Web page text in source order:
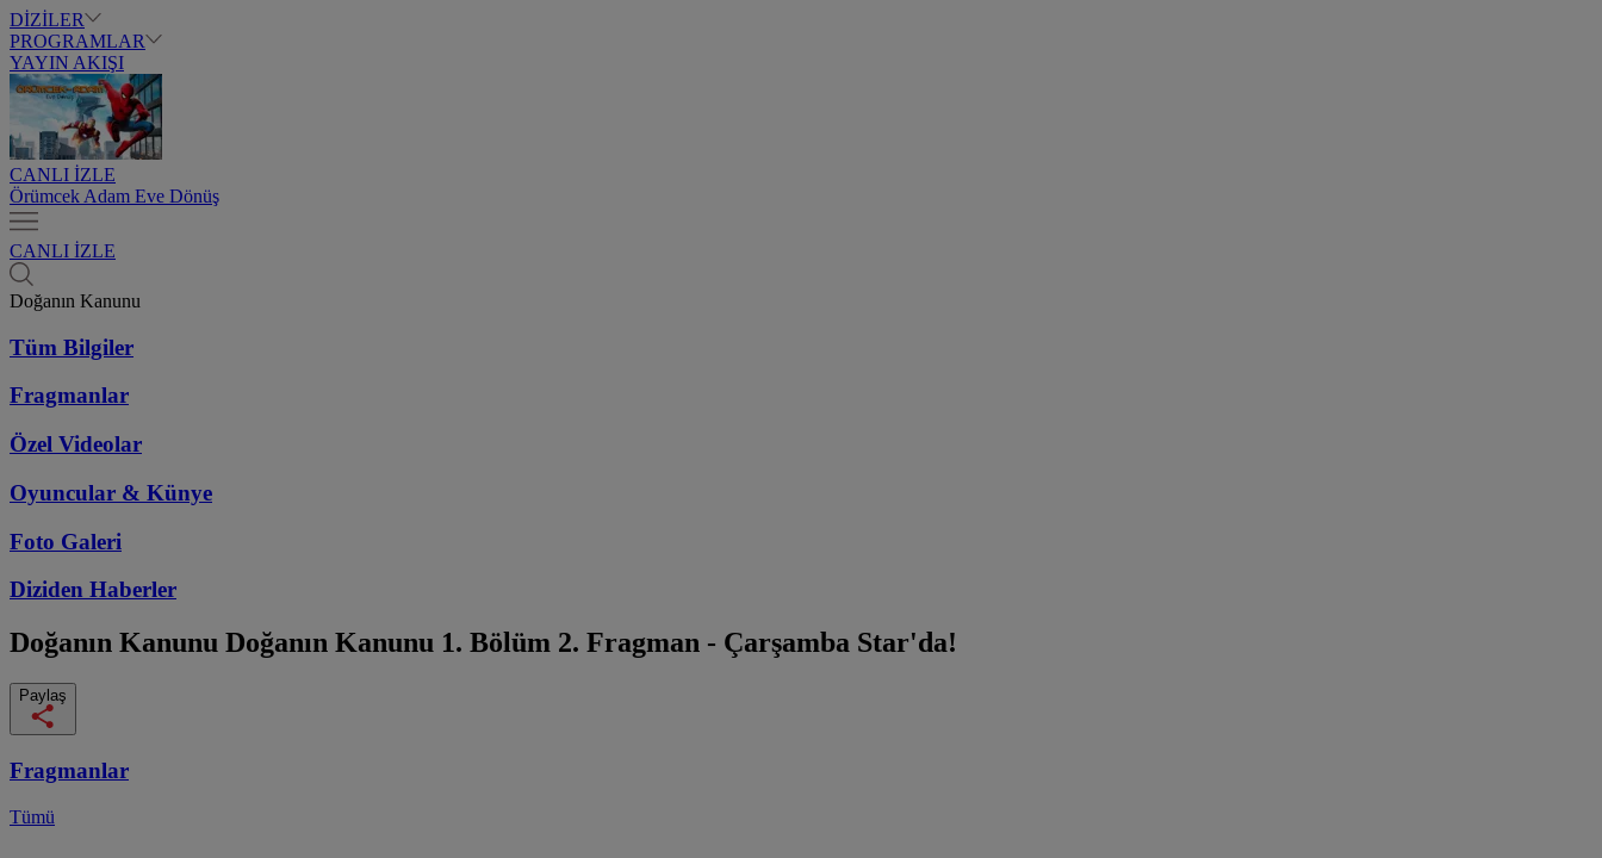
DİZİLER
PROGRAMLAR
YAYIN AKIŞI
CANLI İZLE
Örümcek Adam Eve Dönüş
CANLI İZLE
Doğanın Kanunu
Tüm Bilgiler
Fragmanlar
Özel Videolar
Oyuncular & Künye
Foto Galeri
Diziden Haberler
Doğanın Kanunu Doğanın Kanunu 1. Bölüm 2. Fragman - Çarşamba Star'da!
Paylaş
Fragmanlar
Tümü